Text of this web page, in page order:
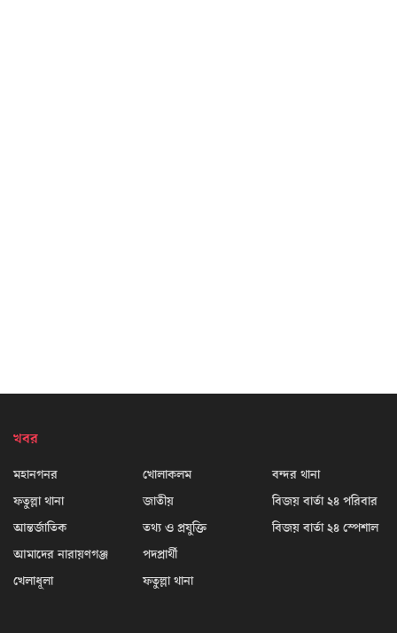
খবর
মহানগনর
ফতুল্লা থানা
আন্তর্জাতিক
আমাদের নারায়ণগঞ্জ
খেলাধূলা
খোলাকলম
জাতীয়
তথ্য ও প্রযুক্তি
পদপ্রার্থী
ফতুল্লা থানা
বন্দর থানা
বিজয় বার্তা ২৪ পরিবার
বিজয় বার্তা ২৪ স্পেশাল